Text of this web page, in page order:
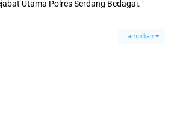
Utama Polres Serdang Bedagai.
Tampilkan